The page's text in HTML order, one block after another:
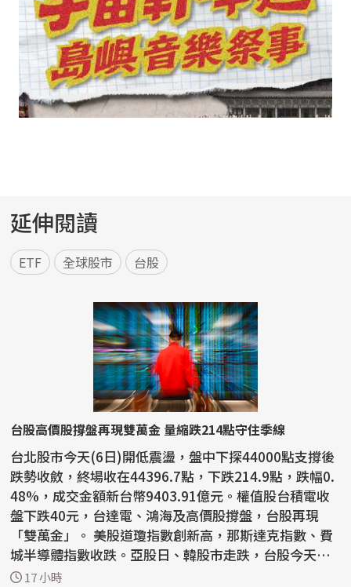
延伸閱讀
ETF 全球股市 台股
台股高價股撐盤再現雙萬金 量縮跌214點守住季線
台北股市今天(6日)開低震盪，盤中下探44000點支撐後
跌勢收斂，終場收在44396.7點，下跌214.9點，跌幅0.
48%，成交金額新台幣9403.91億元。權值股台積電收
盤下跌40元，台達電、鴻海及高價股撐盤，台股再現
「雙萬金」。 美股道瓊指數創新高，那斯達克指數、費
城半導體指數收跌。亞股日、韓股市走跌，台股今天以4
4487點開...
17 小時